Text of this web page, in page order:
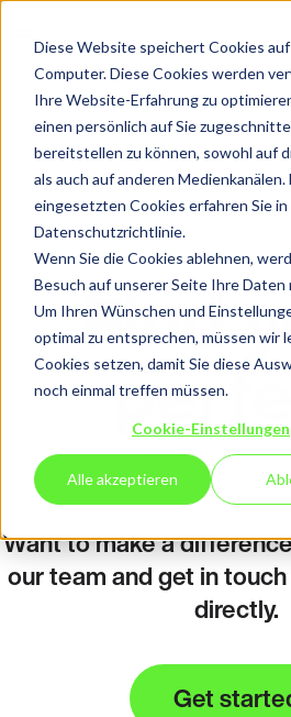
Diese Website speichert Cookies
Computer. Diese Cookies werden
Ihre Website-Erfahrung zu
einen persönlich auf Sie
bereitstellen zu können, sowohl auf
als auch auf anderen
eingesetzten Cookies erfahren Sie
Datenschutzrichtlinie.
Wenn Sie die Cookies ablehnen,
Besuch auf unserer Seite Ihre
Um Ihren Wünschen und
optimal zu entsprechen, müssen wir
Cookies setzen, damit Sie diese
noch einmal treffen müssen.
Cookie-Einstellungen
Alle akzeptieren
Find
Want to make a
our team and get in
directly.
Get